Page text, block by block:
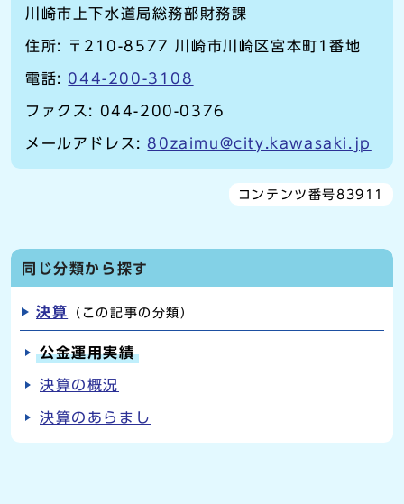
川崎市上下水道局総務部財務課
住所: 〒210-8577 川崎市川崎区宮本町1番地
電話: 044-200-3108
ファクス: 044-200-0376
メールアドレス: 80zaimu@city.kawasaki.jp
コンテンツ番号83911
同じ分類から探す
決算 （この記事の分類）
公金運用実績
決算の概況
決算のあらまし